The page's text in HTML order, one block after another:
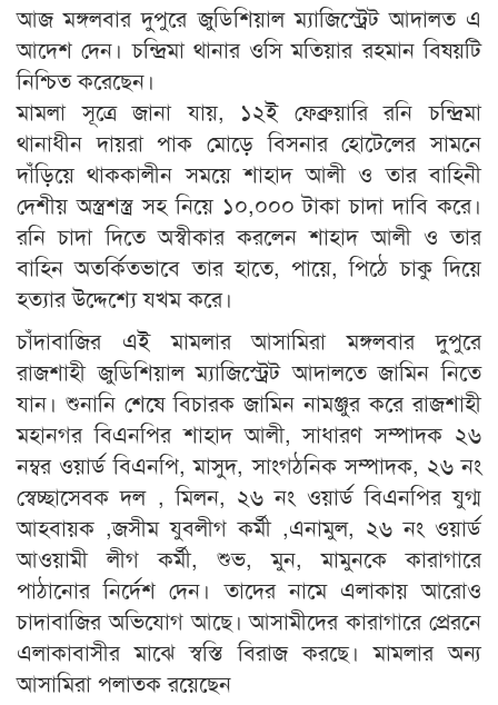
আজ মঙ্গলবার দুপুরে জুডিশিয়াল ম্যাজিস্ট্রেট আদালত এ
আদেশ দেন। চন্দ্রিমা থানার ওসি মতিয়ার রহমান বিষয়টি
নিশ্চিত করেছেন।
মামলা সূত্রে জানা যায়, ১২ই ফেব্রুয়ারি রনি চন্দ্রিমা
থানাধীন দায়রা পাক মোড়ে বিসনার হোটেলের সামনে
দাঁড়িয়ে থাককালীন সময়ে শাহাদ আলী ও তার বাহিনী
দেশীয় অস্ত্রশস্ত্র সহ নিয়ে ১০,০০০ টাকা চাদা দাবি করে।
রনি চাদা দিতে অস্বীকার করলেন শাহাদ আলী ও তার
বাহিন অতর্কিতভাবে তার হাতে, পায়ে, পিঠে চাকু দিয়ে
হত্যার উদ্দেশ্যে যখম করে।
চাঁদাবাজির এই মামলার আসামিরা মঙ্গলবার দুপুরে
রাজশাহী জুডিশিয়াল ম্যাজিস্ট্রেট আদালতে জামিন নিতে
যান। শুনানি শেষে বিচারক জামিন নামঞ্জুর করে রাজশাহী
মহানগর বিএনপির শাহাদ আলী, সাধারণ সম্পাদক ২৬
নম্বর ওয়ার্ড বিএনপি, মাসুদ, সাংগঠনিক সম্পাদক, ২৬ নং
স্বেচ্ছাসেবক দল , মিলন, ২৬ নং ওয়ার্ড বিএনপির যুগ্ম
আহবায়ক ,জসীম যুবলীগ কর্মী ,এনামুল, ২৬ নং ওয়ার্ড
আওয়ামী লীগ কর্মী, শুভ, মুন, মামুনকে কারাগারে
পাঠানোর নির্দেশ দেন। তাদের নামে এলাকায় আরোও
চাদাবাজির অভিযোগ আছে। আসামীদের কারাগারে প্রেরনে
এলাকাবাসীর মাঝে স্বস্তি বিরাজ করছে। মামলার অন্য
আসামিরা পলাতক রয়েছেন